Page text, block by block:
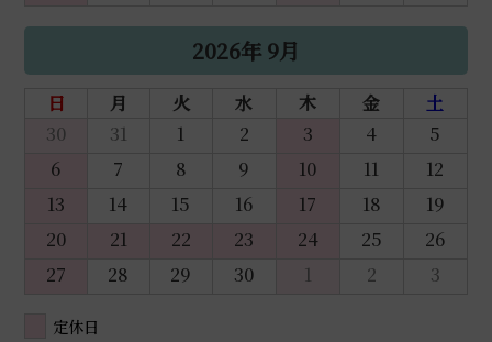
2026年 9月
日 月 火 水 木 金
土
30
31 1 2 3 4
5
6
7 8 9 10 11
12
13
14 15 16 17 18
19
20
21 22 23 24 25
26
27
28 29 30 1 2 3
定休日